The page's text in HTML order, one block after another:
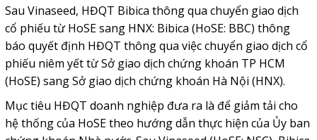
Sau Vinaseed, HĐQT Bibica thông qua chuyển giao dịch
cổ phiếu từ HoSE sang HNX: Bibica (HoSE: BBC) thông
báo quyết định HĐQT thông qua việc chuyển giao dịch cổ
phiếu niêm yết từ Sở giao dịch chứng khoán TP HCM
(HoSE) sang Sở giao dịch chứng khoán Hà Nội (HNX).
Mục tiêu HĐQT doanh nghiệp đưa ra là để giảm tải cho
hệ thống của HoSE theo hướng dẫn thực hiện của Ủy ban